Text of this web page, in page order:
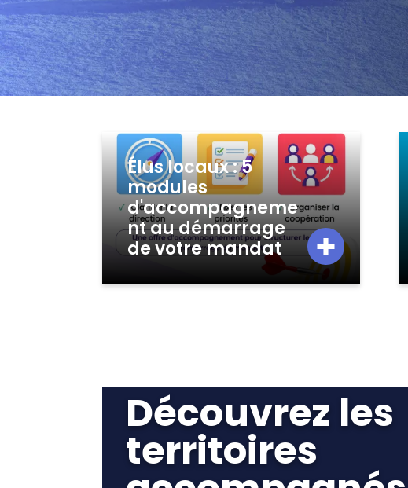
d'accompagnement
Actualités
Élus locaux : 5
modules
d'accompagneme
nt au démarrage
de votre mandat
Vitrine de projet
Découvrez les
territoires